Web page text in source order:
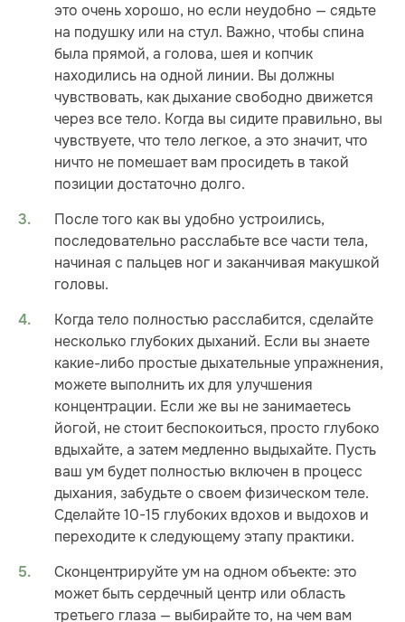
это очень хорошо, но если неудобно — сядьте
на подушку или на стул. Важно, чтобы спина
была прямой, а голова, шея и копчик
находились на одной линии. Вы должны
чувствовать, как дыхание свободно движется
через все тело. Когда вы сидите правильно, вы
чувствуете, что тело легкое, а это значит, что
ничто не помешает вам просидеть в такой
позиции достаточно долго.
После того как вы удобно устроились,
последовательно расслабьте все части тела,
начиная с пальцев ног и заканчивая макушкой
головы.
Когда тело полностью расслабится, сделайте
несколько глубоких дыханий. Если вы знаете
какие-либо простые дыхательные упражнения,
можете выполнить их для улучшения
концентрации. Если же вы не занимаетесь
йогой, не стоит беспокоиться, просто глубоко
вдыхайте, а затем медленно выдыхайте. Пусть
ваш ум будет полностью включен в процесс
дыхания, забудьте о своем физическом теле.
Сделайте 10-15 глубоких вдохов и выдохов и
переходите к следующему этапу практики.
Сконцентрируйте ум на одном объекте: это
может быть сердечный центр или область
третьего глаза — выбирайте то, на чем вам